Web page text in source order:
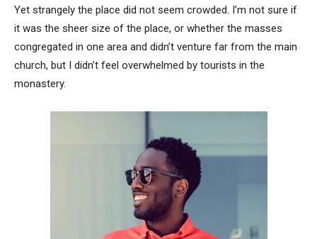
Yet strangely the place did not seem crowded. I’m not sure if
it was the sheer size of the place, or whether the masses
congregated in one area and didn’t venture far from the main
church, but I didn’t feel overwhelmed by tourists in the
monastery.